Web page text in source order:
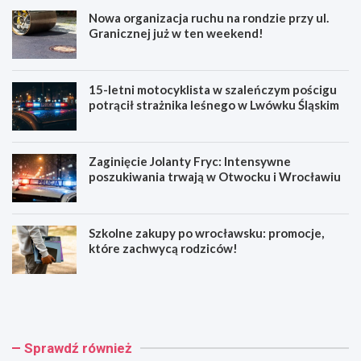
Nowa organizacja ruchu na rondzie przy ul.
Granicznej już w ten weekend!
15-letni motocyklista w szaleńczym pościgu
potrącił strażnika leśnego w Lwówku Śląskim
Zaginięcie Jolanty Fryc: Intensywne
poszukiwania trwają w Otwocku i Wrocławiu
Szkolne zakupy po wrocławsku: promocje,
które zachwycą rodziców!
N
r
1
t Sprawdź również